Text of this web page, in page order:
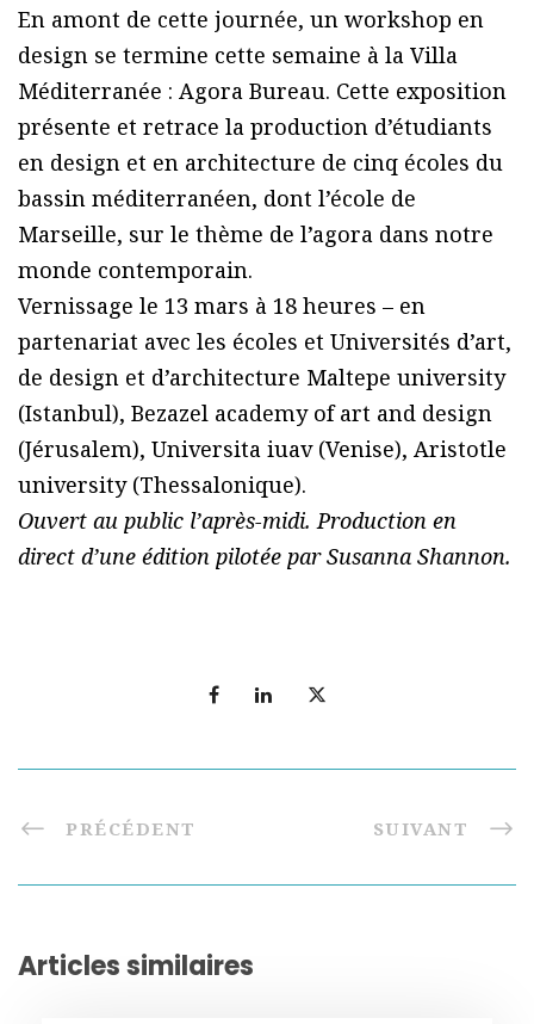
En amont de cette journée, un workshop en
design se termine cette semaine à la Villa
Méditerranée : Agora Bureau. Cette exposition
présente et retrace la production d’étudiants
en design et en architecture de cinq écoles du
bassin méditerranéen, dont l’école de
Marseille, sur le thème de l’agora dans notre
monde contemporain.
Vernissage le 13 mars à 18 heures – en
partenariat avec les écoles et Universités d’art,
de design et d’architecture Maltepe university
(Istanbul), Bezazel academy of art and design
(Jérusalem), Universita iuav (Venise), Aristotle
university (Thessalonique).
Ouvert au public l’après-midi. Production en
direct d’une édition pilotée par Susanna Shannon.
PRÉCÉDENT SUIVANT
Articles similaires